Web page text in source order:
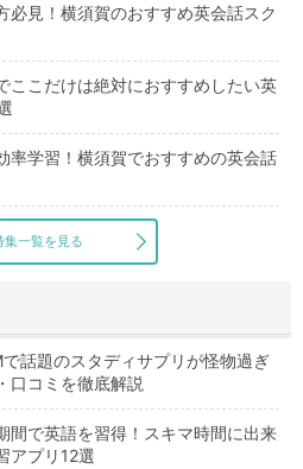
必見！横須賀のおすすめ英会話スク
ここだけは絶対におすすめしたい英
率学習！横須賀でおすすめの英会話
集一覧を見る
で話題のスタディサプリが怪物過ぎ
口コミを徹底解説
間で英語を習得！スキマ時間に出来
アプリ12選